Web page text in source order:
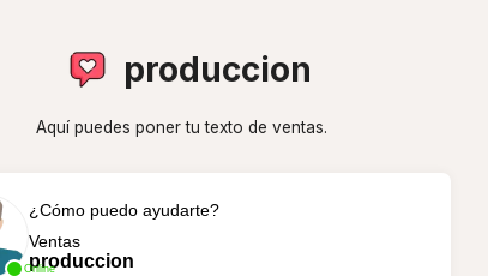
produccion
Aquí puedes poner tu texto de ventas.
Online
¿Cómo puedo ayudarte?
Ventas
produccion